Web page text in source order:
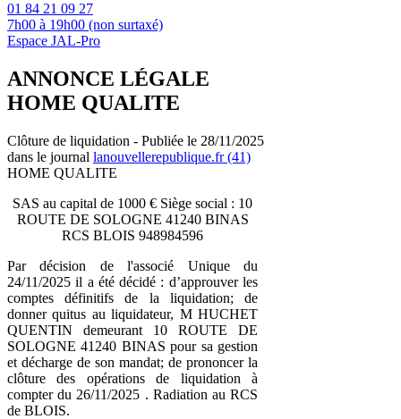
01 84 21 09 27
7h00 à 19h00 (non surtaxé)
Espace JAL-Pro
ANNONCE LÉGALE
HOME QUALITE
Clôture de liquidation - Publiée le 28/11/2025
dans le journal lanouvellerepublique.fr (41)
HOME QUALITE
SAS au capital de 1000 € Siège social : 10
ROUTE DE SOLOGNE 41240 BINAS
RCS BLOIS 948984596
Par décision de l'associé Unique du
24/11/2025 il a été décidé : d’approuver les
comptes définitifs de la liquidation; de
donner quitus au liquidateur, M HUCHET
QUENTIN demeurant 10 ROUTE DE
SOLOGNE 41240 BINAS pour sa gestion
et décharge de son mandat; de prononcer la
clôture des opérations de liquidation à
compter du 26/11/2025 . Radiation au RCS
de BLOIS.